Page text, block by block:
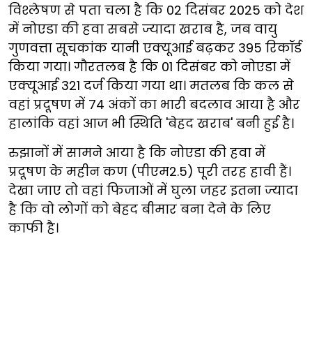
विश्लेषण से पता चला है कि 02 दिसंबर 2025 को देश
में नोएडा की हवा सबसे ज्यादा खराब है, जब वायु
गुणवत्ता सूचकांक यानी एक्यूआई बढ़कर 395 रिकॉर्ड
किया गया। गौरतलब है कि 01 दिसंबर को नोएडा में
एक्यूआई 321 दर्ज किया गया था। मतलब कि कल से
वहां प्रदूषण में 74 अंकों का भारी बदलाव आया है और
हालांकि वहां आज भी स्थिति 'बेहद खराब' बनी हुई है।
रुझानों में सामने आया है कि नोएडा की हवा में
प्रदूषण के महीन कण (पीएम2.5) पूरी तरह हावी हैं।
देखा जाए तो वहां फिजाओं में घुला जहर इतना ज्यादा
है कि वो लोगों को बेहद बीमार बना देने के लिए
काफी है।